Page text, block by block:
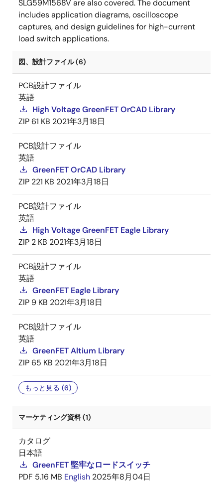
SLG59M1568V are also covered. The document
includes application diagrams, oscilloscope
captures, and design guidelines for high-current
load switch applications.
図、設計ファイル (6)
PCB設計ファイル
英語
High Voltage GreenFET OrCAD Library
ZIP 61 KB 2021年3月18日
PCB設計ファイル
英語
GreenFET OrCAD Library
ZIP 221 KB 2021年3月18日
PCB設計ファイル
英語
High Voltage GreenFET Eagle Library
ZIP 2 KB 2021年3月18日
PCB設計ファイル
英語
GreenFET Eagle Library
ZIP 9 KB 2021年3月18日
PCB設計ファイル
英語
GreenFET Altium Library
ZIP 65 KB 2021年3月18日
もっと見る (6)
マーケティング資料 (1)
カタログ
日本語
GreenFET 堅牢なロードスイッチ
PDF 5.16 MB English 2025年8月04日